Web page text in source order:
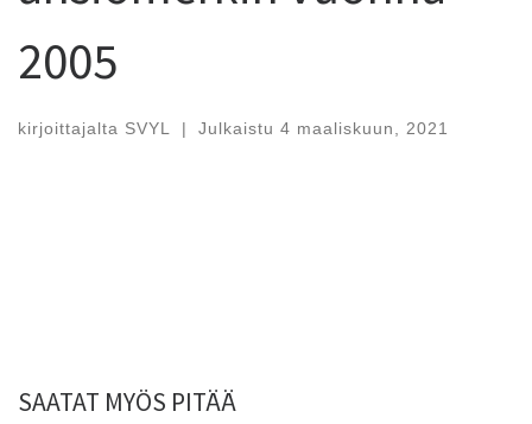
2005
kirjoittajalta SVYL | Julkaistu 4 maaliskuun, 2021
SAATAT MYÖS PITÄÄ